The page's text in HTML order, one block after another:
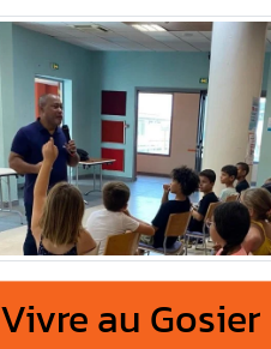
Vivre au Gosier